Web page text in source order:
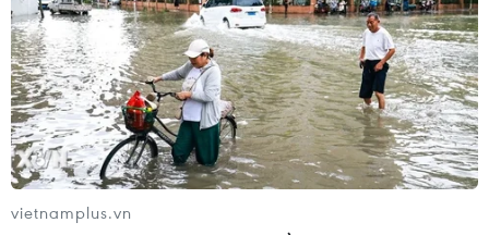
vietnamplus.vn